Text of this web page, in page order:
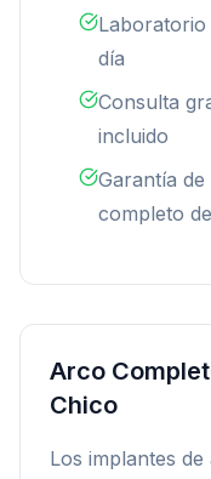
día
Consulta
incluido
Garantía
completo
Arco
Chico
Los implantes